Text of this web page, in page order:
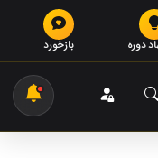
دوره بازخورد